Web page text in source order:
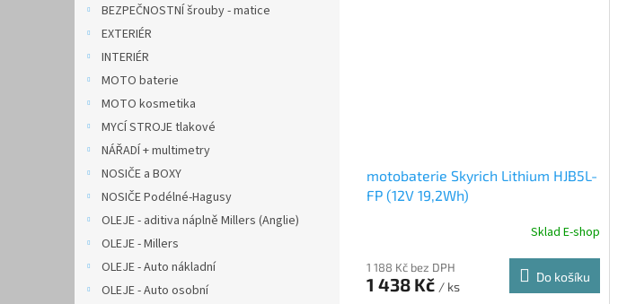
BEZPEČNOSTNÍ šrouby - matice
EXTERIÉR
INTERIÉR
MOTO baterie
MOTO kosmetika
MYCÍ STROJE tlakové
NÁŘADÍ + multimetry
NOSIČE a BOXY
NOSIČE Podélné-Hagusy
OLEJE - aditiva náplně Millers (Anglie)
OLEJE - Millers
OLEJE - Auto nákladní
OLEJE - Auto osobní
motobaterie Skyrich Lithium HJB5L-
FP (12V 19,2Wh)
Sklad E-shop
1 188 Kč bez DPH
1 438 Kč / ks
Do košíku